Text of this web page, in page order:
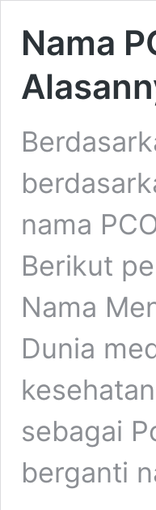
Nama
nama
Berikut
Nama
Dunia
sebagai
berganti